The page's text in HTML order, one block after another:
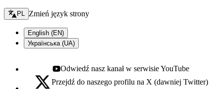
Zmień język - bieżący:
PL Zmień język strony
English (EN)
Українська (UA)
Youtube - otwiera się w nowej karcie
Odwiedź nasz kanał w serwisie YouTube
X - otwiera się w nowej karcie
Przejdź do naszego profilu na X (dawniej Twitter)